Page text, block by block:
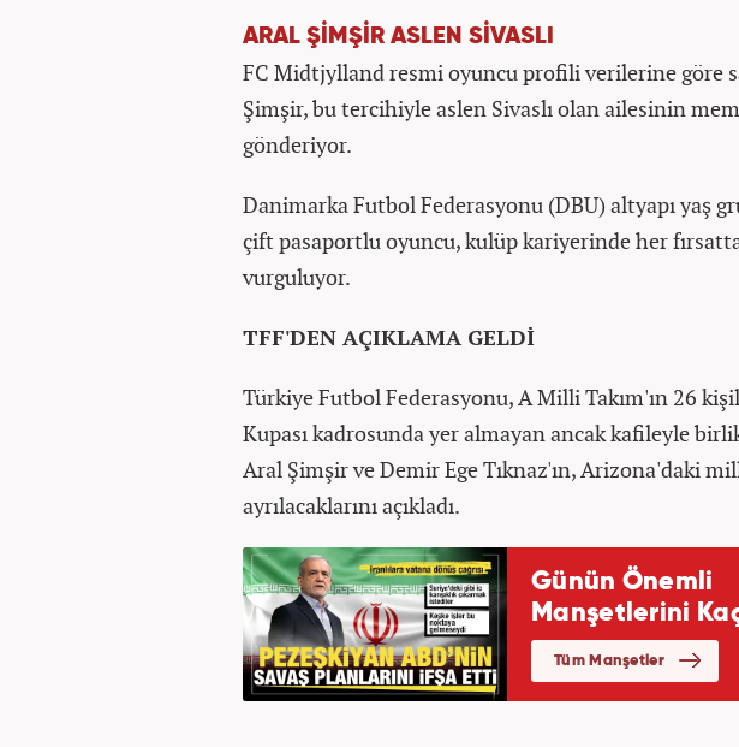
ARAL ŞİMŞİR ASLEN SİVASLI
FC Midtjylland resmi oyuncu profili verilerine göre
Şimşir, bu tercihiyle aslen Sivaslı olan ailesinin
gönderiyor.
Danimarka Futbol Federasyonu (DBU) altyapı yaş
çift pasaportlu oyuncu, kulüp kariyerinde her fırsatta
vurguluyor.
TFF'DEN AÇIKLAMA GELDİ
Türkiye Futbol Federasyonu, A Milli Takım'ın 26
Kupası kadrosunda yer almayan ancak kafileyle
Aral Şimşir ve Demir Ege Tıknaz'ın, Arizona'daki
ayrılacaklarını açıkladı.